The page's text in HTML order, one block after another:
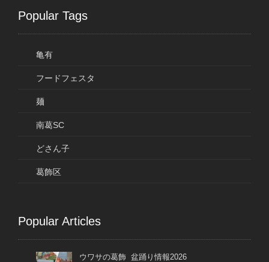
Popular Tags
亀有
フードフェスタ
麺
南葛SC
どさん子
葛飾区
Popular Articles
ウワサの葛飾 盆踊り情報2026